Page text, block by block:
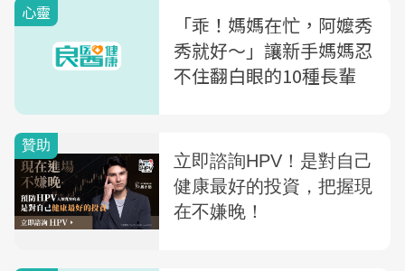
心靈
「乖！媽媽在忙，阿嬤秀
秀就好～」讓新手媽媽忍
不住翻白眼的10種長輩